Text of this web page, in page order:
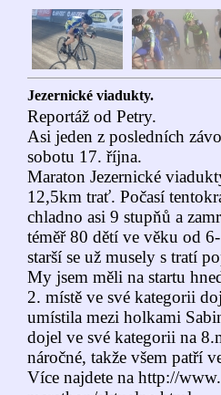
Jezernické viadukty.
Reportáž od Petry.
Asi jeden z posledních
sobotu 17. října.
Maraton Jezernické
12,5km trať. Počasí
chladno asi 9 stupňů a
téměř 80 dětí ve věku od
starší se už musely s tratí
My jsem měli na startu
2. místě ve své kategorii
umístila mezi holkami
dojel ve své kategorii na
náročné, takže všem patří
Více najdete na http://